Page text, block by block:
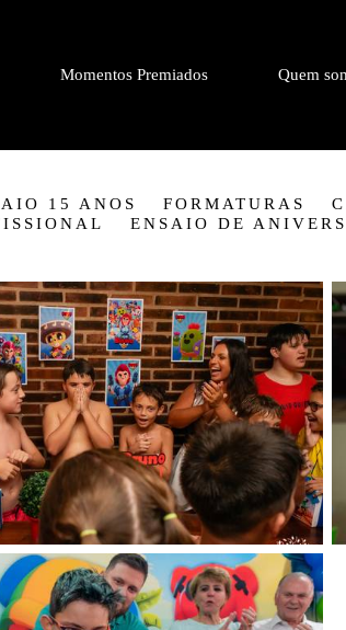
Momentos Premiados Quem
15 ANOS FORMATURAS
ENSAIO DE